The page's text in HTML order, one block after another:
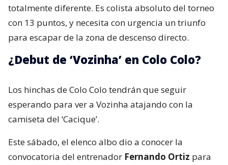
totalmente diferente. Es colista absoluto del torneo
con 13 puntos, y necesita con urgencia un triunfo
para escapar de la zona de descenso directo.
¿Debut de ‘Vozinha’ en Colo Colo?
Los hinchas de Colo Colo tendrán que seguir
esperando para ver a Vozinha atajando con la
camiseta del ‘Cacique’.
Este sábado, el elenco albo dio a conocer la
convocatoria del entrenador Fernando Ortiz para